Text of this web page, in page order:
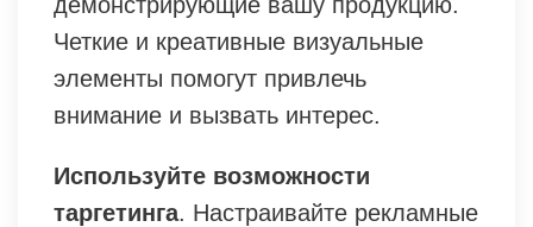
Четкие и креативные визуальные
элементы помогут привлечь
внимание и вызвать интерес.
Используйте возможности
таргетинга. Настраивайте рекламные